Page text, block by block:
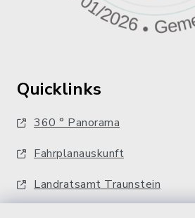
Quicklinks
360 ° Panorama
Fahrplanauskunft
Landratsamt Traunstein